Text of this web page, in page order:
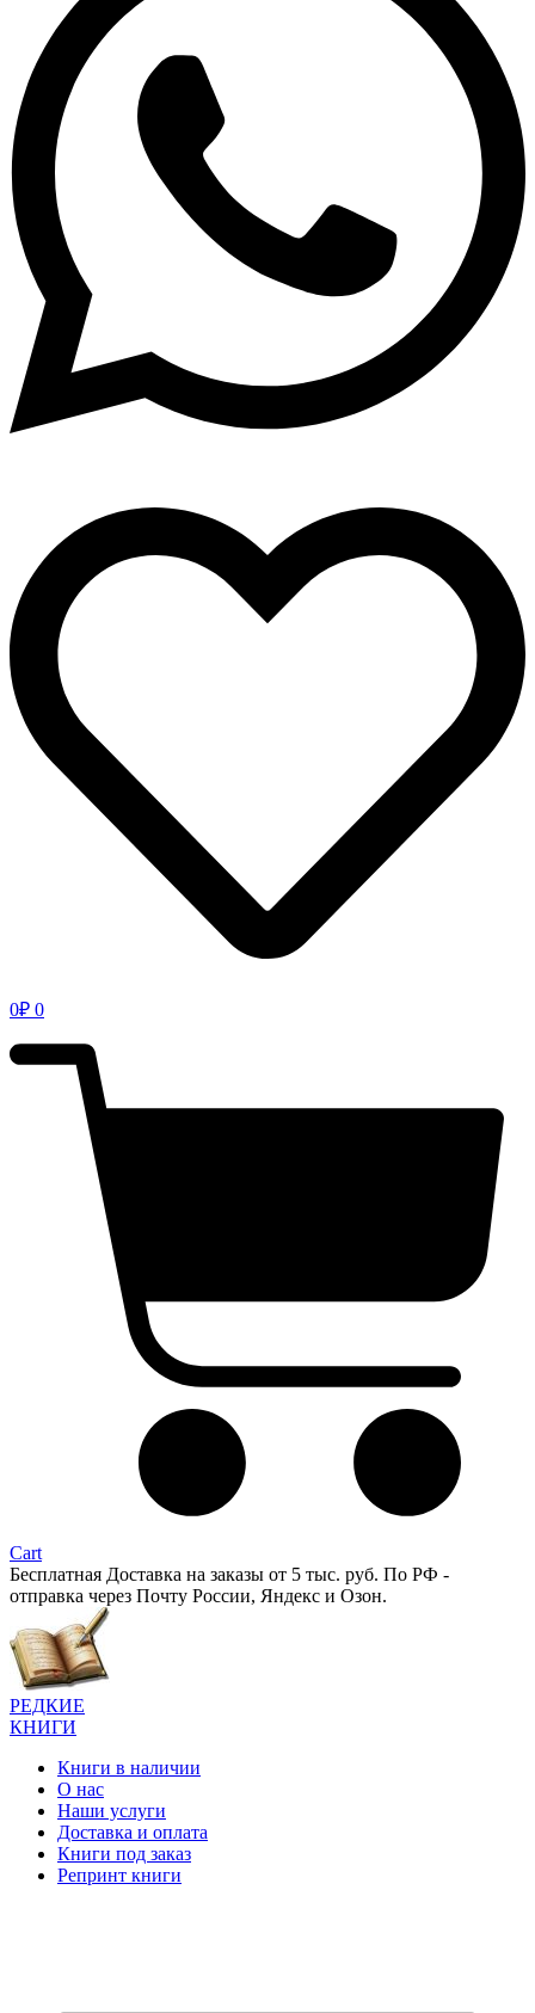
0₽ 0
Cart
Бесплатная Доставка на заказы от 5 тыс. руб. По РФ -
отправка через Почту России, Яндекс и Озон.
РЕДКИЕ
КНИГИ
Книги в наличии
О нас
Наши услуги
Доставка и оплата
Книги под заказ
Репринт книги